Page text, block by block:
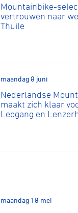
Mountainbike-
vertrouwen naar
Thuile
maandag 8 juni
Nederlandse
maakt zich klaar
Leogang en
maandag 18 mei